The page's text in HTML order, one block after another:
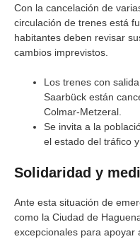
Con la cancelación de
circulación de trenes está
habitantes deben revisar
cambios imprevistos.
Los trenes con
Saarbück están
Colmar-Metzeral.
Se invita a la
el estado del tráfico
Solidaridad y
Ante esta situación de
como la Ciudad de
excepcionales para apoyar